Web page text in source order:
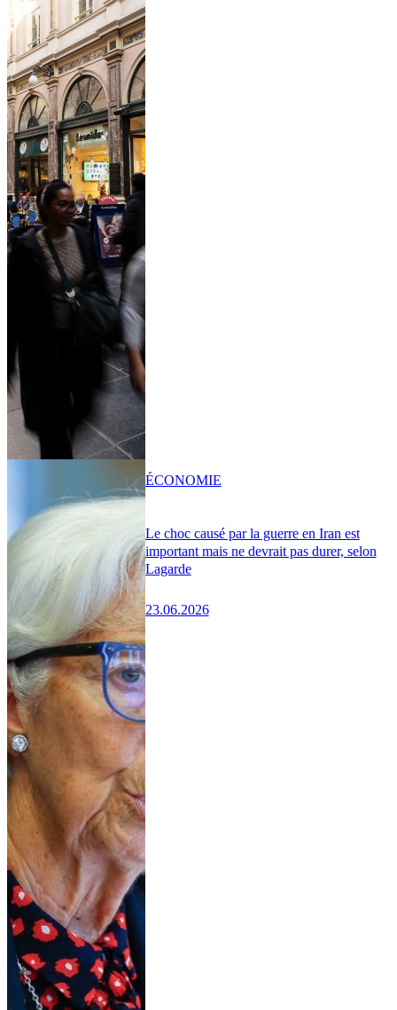
Le choc causé par la guerre en Iran est
important mais ne devrait pas durer, selon
Lagarde
23.06.2026
ÉCONOMIE